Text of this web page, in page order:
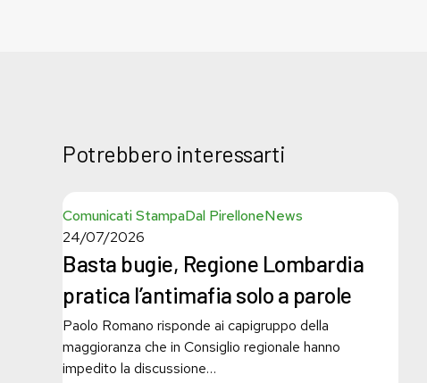
Potrebbero interessarti
Comunicati StampaDal PirelloneNews
bugie,
Regione
Lombardia
pratica
l’antimafia
solo
a
parole
24/07/2026
Basta bugie, Regione Lombardia
pratica l’antimafia solo a parole
Paolo Romano risponde ai capigruppo della
maggioranza che in Consiglio regionale hanno
impedito la discussione…